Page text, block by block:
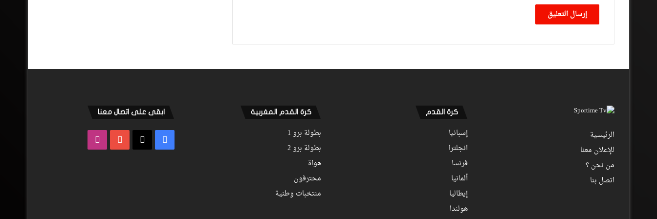
ليا ومستعدين للمونديال
فيديو.. عيسى: كنخدمو في التيران وعندنا
الرئيسية
للإعلان معنا
من نحن ؟
اتصل بنا
كرة القدم
إسبانيا
انجلترا
فرنسا
ألمانيا
إيطاليا
هولندا
كرة القدم المغربية
بطولة برو 1
بطولة برو 2
هواة
محترفون
منتخبات وطنية
ابقى على اتصال معنا
فيسبوك ‫YouTube